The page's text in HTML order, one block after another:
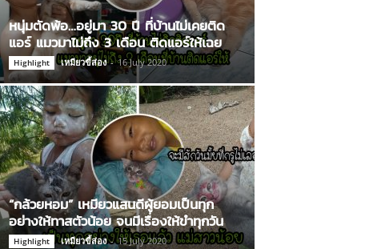
หนุ่มตัดพ้อ…อยู่มา 30 ปี ที่บ้านไม่เคยติด
แอร์ แมวมาไม่ถึง 3 เดือน ติดแอร์ให้เฉย
Highlight เหมียวขี้ส่อง - 16 July 2020
“กล้วยหอม” เหมียวแสนดีผู้ยอมเป็นทุก
อย่างให้ทาสตัวน้อย จนมีเรื่องให้ขำทุกวัน
Highlight เหมียวขี้ส่อง - 15 July 2020